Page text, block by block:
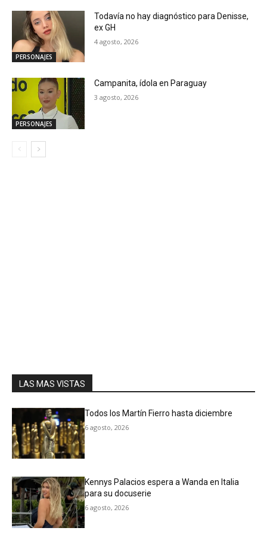
PERSONAJES
Todavía no hay diagnóstico para Denisse,
ex GH
4 agosto, 2026
PERSONAJES
Campanita, ídola en Paraguay
3 agosto, 2026
LAS MAS VISTAS
Todos los Martín Fierro hasta diciembre
6 agosto, 2026
Kennys Palacios espera a Wanda en Italia
para su docuserie
6 agosto, 2026